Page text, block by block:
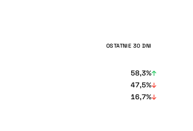
OSTATNIE 30 DNI
58,3%
47,5%
16,7%